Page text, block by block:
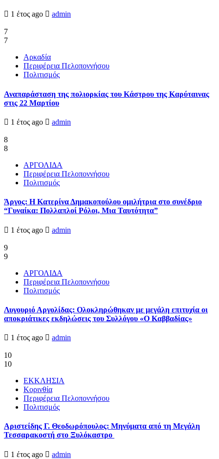
1 έτος ago admin
7
7
Αρκαδία
Περιφέρεια Πελοποννήσου
Πολιτισμός
Αναπαράσταση της πολιορκίας του Κάστρου της Καρύταινας
στις 22 Μαρτίου
1 έτος ago admin
8
8
ΑΡΓΟΛΙΔΑ
Περιφέρεια Πελοποννήσου
Πολιτισμός
Άργος: Η Κατερίνα Δημακοπούλου ομιλήτρια στο συνέδριο
“Γυναίκα: Πολλαπλοί Ρόλοι, Μια Ταυτότητα”
1 έτος ago admin
9
9
ΑΡΓΟΛΙΔΑ
Περιφέρεια Πελοποννήσου
Πολιτισμός
Λυγουριό Αργολίδας: Ολοκληρώθηκαν με μεγάλη επιτυχία οι
αποκριάτικες εκδηλώσεις του Συλλόγου «Ο Καββαδίας»
1 έτος ago admin
10
10
ΕΚΚΛΗΣΙΑ
Κορινθία
Περιφέρεια Πελοποννήσου
Πολιτισμός
Αριστείδης Γ. Θεοδωρόπουλος: Μηνύματα από τη Μεγάλη
Τεσσαρακοστή στο Ξυλόκαστρο
1 έτος ago admin